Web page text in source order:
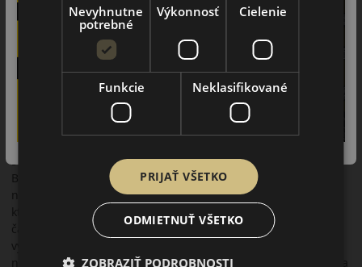
Spoločnosť Falken bola založená v roku 1983 japonským
koncernom Sumitomo. Koncern do ktorého patrí aj značka
Falken vyrába v rovnakej továrni a na rovnakej linke aj
pneumatiky Dunlop. Predchodcom značky Falken bola značka
Ohtsu, ktorá si vydobila významné postavenie na trhu
severnej Ameriky a Japonska. Vďaka využitiu najmodernejších
technológií a povestnej japonskej precíznosti získate za cenu
pneumatiky stredného segmentu produkt prémiovej kvality a
výkonu. Vďaka výsledkom japonského výskumu a vývoja sú
súpermi týchto pneumatík prémiové značky ako Michelin,
Bridgestone, Dunlop, Pirelli.., avšak za cenu o kategóriu
nižšiu. Obľúbená je najmä u dynamickejších vodičov na
ktorých sa primárne orientuje. Vďaka rozmerovej škále sa
často používa aj u tuningových áut. V kategórii
vysokovýkonných športových áut, luxusných limuzín a SUV je
najlepšou voľbou. Pneumatiky Falken sa vyrábajú v Japonsku a
Nevyhnutne
potrebné
Výkonnosť Cielenie
Funkcie Neklasifikované
PRIJAŤ VŠETKO
ODMIETNUŤ VŠETKO
ZOBRAZIŤ PODROBNOSTI